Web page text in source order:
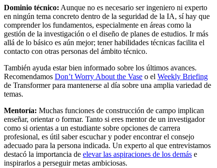
Dominio técnico: Aunque no es necesario ser ingeniero ni experto
en ningún tema concreto dentro de la seguridad de la IA, sí hay que
comprender los fundamentos, especialmente en áreas como la
gestión de la investigación o el diseño de planes de estudios. Ir más
allá de lo básico es aún mejor; tener habilidades técnicas facilita el
contacto con otras personas del ámbito técnico.
También ayuda estar bien informado sobre los últimos avances.
Recomendamos Don’t Worry About the Vase o el Weekly Briefing
de Transformer para mantenerse al día sobre una amplia variedad de
temas.
Mentoría: Muchas funciones de construcción de campo implican
enseñar, orientar o formar. Tanto si eres mentor de un investigador
como si orientas a un estudiante sobre opciones de carrera
profesional, es útil saber escuchar y poder encontrar el consejo
adecuado para la persona indicada. Un experto al que entrevistamos
destacó la importancia de elevar las aspiraciones de los demás e
inspirarlos a perseguir metas ambiciosas.